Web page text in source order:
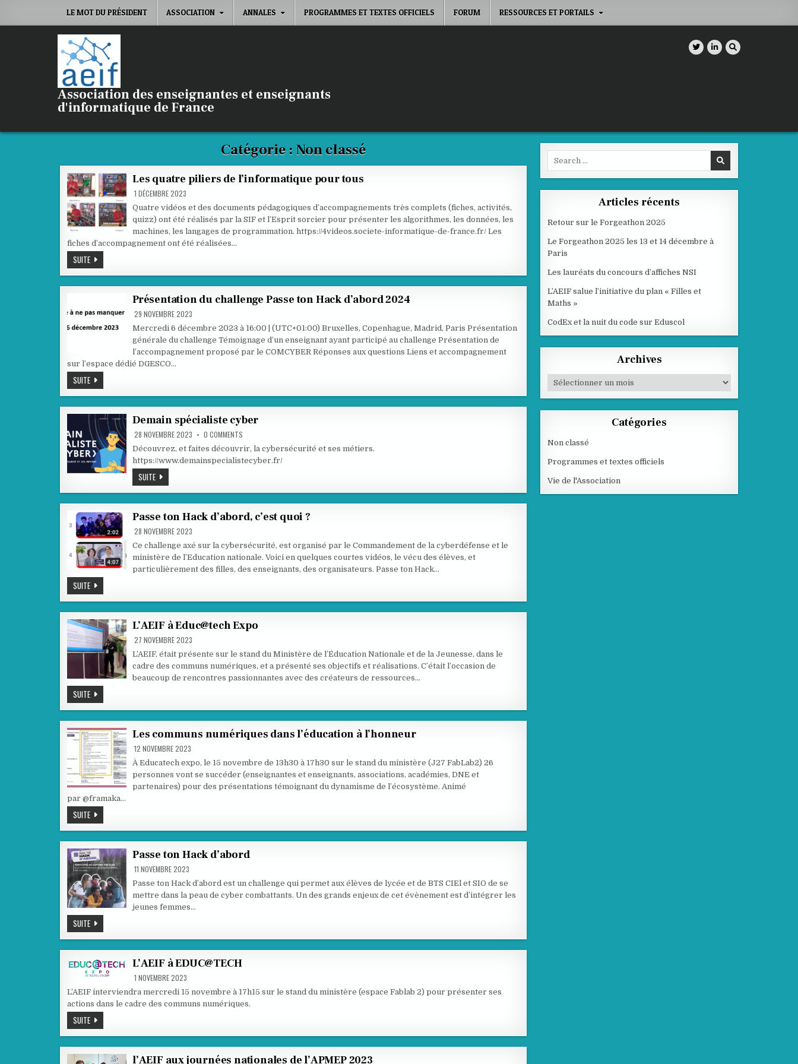
LE MOT DU PRÉSIDENT ASSOCIATION ANNALES PROGRAMMES ET TEXTES OFFICIELS FORUM RESSOURCES ET PORTAILS
Association des enseignantes et enseignants
d'informatique de France
Catégorie : Non classé
Les quatre piliers de l’informatique pour tous
1 DÉCEMBRE 2023
Quatre vidéos et des documents pédagogiques d’accompagnements très complets (fiches, activités,
quizz) ont été réalisés par la SIF et l’Esprit sorcier pour présenter les algorithmes, les données, les
machines, les langages de programmation. https://4videos.societe-informatique-de-france.fr/ Les
fiches d’accompagnement ont été réalisées…
SUITELES
QUATRE
PILIERS
L’INFORMATIQUE
Présentation du challenge Passe ton Hack d’abord 2024
29 NOVEMBRE 2023
Mercredi 6 décembre 2023 à 16:00 | (UTC+01:00) Bruxelles, Copenhague, Madrid, Paris Présentation
générale du challenge Témoignage d’un enseignant ayant participé au challenge Présentation de
l’accompagnement proposé par le COMCYBER Réponses aux questions Liens et accompagnement
sur l’espace dédié DGESCO…
SUITEPRÉSENTATION
DU
CHALLENGE
TON
HACK
D’ABORD
2024
Demain spécialiste cyber
28 NOVEMBRE 2023 0 COMMENTS
SPÉCIALISTE
CYBER
Découvrez, et faites découvrir, la cybersécurité et ses métiers.
https://www.demainspecialistecyber.fr/
SUITEDEMAIN
SPÉCIALISTE
CYBER
Passe ton Hack d’abord, c’est quoi ?
28 NOVEMBRE 2023
Ce challenge axé sur la cybersécurité, est organisé par le Commandement de la cyberdéfense et le
ministère de l’Education nationale. Voici en quelques courtes vidéos, le vécu des élèves, et
particulièrement des filles, des enseignants, des organisateurs. Passe ton Hack…
SUITEPASSE
TON
HACK
C’EST
QUOI
? L’AEIF à Educ@tech Expo
27 NOVEMBRE 2023
L’AEIF, était présente sur le stand du Ministère de l’Éducation Nationale et de la Jeunesse, dans le
cadre des communs numériques, et a présenté ses objectifs et réalisations. C’était l’occasion de
beaucoup de rencontres passionnantes avec des créateurs de ressources…
SUITEL’AEIF
À
EDUC@TECH
Les communs numériques dans l’éducation à l’honneur
12 NOVEMBRE 2023
À Educatech expo, le 15 novembre de 13h30 à 17h30 sur le stand du ministère (J27 FabLab2) 26
personnes vont se succéder (enseignantes et enseignants, associations, académies, DNE et
partenaires) pour des présentations témoignant du dynamisme de l’écosystème. Animé
par @framaka…
SUITELES
COMMUNS
NUMÉRIQUES
L’ÉDUCATION
À
L’HONNEUR Passe ton Hack d’abord
11 NOVEMBRE 2023
Passe ton Hack d’abord est un challenge qui permet aux élèves de lycée et de BTS CIEl et SIO de se
mettre dans la peau de cyber combattants. Un des grands enjeux de cet évènement est d’intégrer les
jeunes femmes…
SUITEPASSE
TON
HACK
L’AEIF à EDUC@TECH
1 NOVEMBRE 2023
L’AEIF interviendra mercredi 15 novembre à 17h15 sur le stand du ministère (espace Fablab 2) pour présenter ses
actions dans le cadre des communs numériques.
SUITEL’AEIF
À
EDUC@TECH
l’AEIF aux journées nationales de l’APMEP 2023
Articles récents
Retour sur le Forgeathon 2025
Le Forgeathon 2025 les 13 et 14 décembre à
Paris
Les lauréats du concours d’affiches NSI
L’AEIF salue l’initiative du plan « Filles et
Maths »
CodEx et la nuit du code sur Eduscol
Archives
Archives
Catégories
Non classé
Programmes et textes officiels
Vie de l'Association